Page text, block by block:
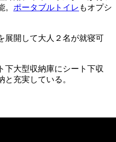
ポータブルトイレ もオプシ
展開して大人２名が就寝可
下大型収納庫にシート下収
充実している。